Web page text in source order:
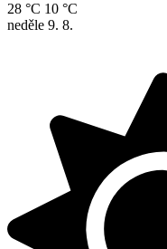
28 °C 10 °C
neděle 9. 8.